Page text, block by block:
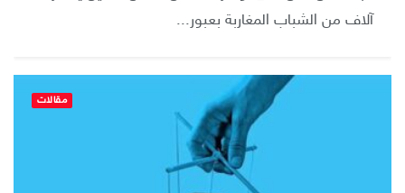
آلاف من الشباب المغاربة بعبور...
مقالات